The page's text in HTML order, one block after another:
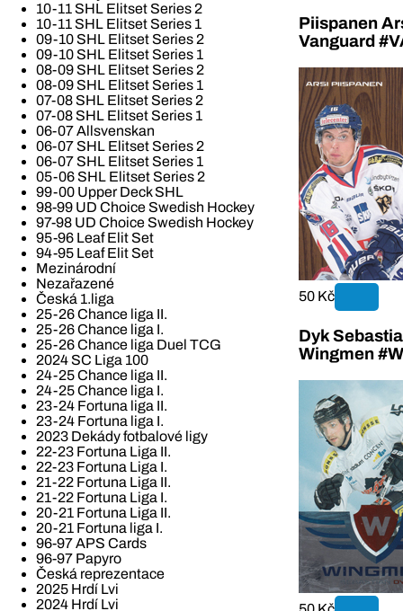
10-11 SHL Elitset Series 2
10-11 SHL Elitset Series 1
09-10 SHL Elitset Series 2
09-10 SHL Elitset Series 1
08-09 SHL Elitset Series 2
08-09 SHL Elitset Series 1
07-08 SHL Elitset Series 2
07-08 SHL Elitset Series 1
06-07 Allsvenskan
06-07 SHL Elitset Series 2
06-07 SHL Elitset Series 1
05-06 SHL Elitset Series 2
99-00 Upper Deck SHL
98-99 UD Choice Swedish Hockey
97-98 UD Choice Swedish Hockey
95-96 Leaf Elit Set
94-95 Leaf Elit Set
Mezinárodní
Nezařazené
Česká 1.liga
25-26 Chance liga II.
25-26 Chance liga I.
25-26 Chance liga Duel TCG
2024 SC Liga 100
24-25 Chance liga II.
24-25 Chance liga I.
23-24 Fortuna liga II.
23-24 Fortuna liga I.
2023 Dekády fotbalové ligy
22-23 Fortuna Liga II.
22-23 Fortuna Liga I.
21-22 Fortuna Liga II.
21-22 Fortuna Liga I.
20-21 Fortuna Liga II.
20-21 Fortuna liga I.
96-97 APS Cards
96-97 Papyro
Česká reprezentace
2025 Hrdí Lvi
2024 Hrdí Lvi
Piispanen
Vanguard
50 Kč
Dyk
Wingmen